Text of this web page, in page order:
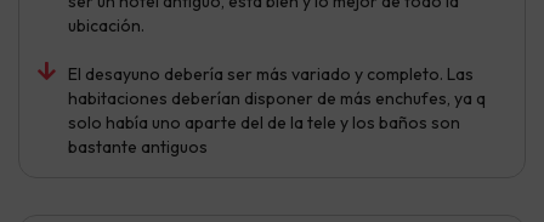
ubicación.
El desayuno debería ser más variado y completo. Las
habitaciones deberían disponer de más enchufes, ya q
solo había uno aparte del de la tele y los baños son
bastante antiguos